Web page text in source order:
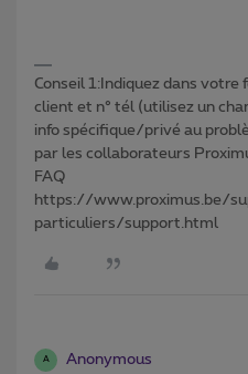
Conseil 1:Indiquez dans
client et n° tél (utilisez un
info spécifique/privé au
par les collaborateurs
FAQ
https://www.proximus.be/
particuliers/support.html
A Anonymous